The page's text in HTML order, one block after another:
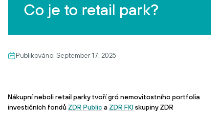
Co je to retail park?
Publikováno: September 17, 2025
Nákupní neboli retail parky tvoří gró nemovitostního portfolia
investičních fondů ZDR Publica ZDR FKIskupiny ZDR